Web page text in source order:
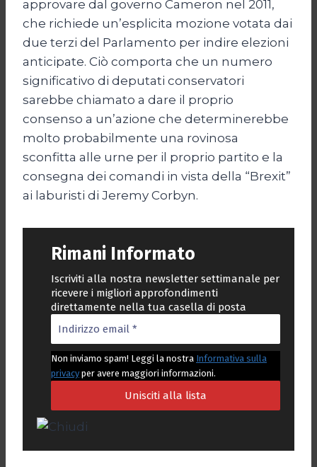
approvare dal governo Cameron nel 2011,
che richiede un’esplicita mozione votata dai
due terzi del Parlamento per indire elezioni
anticipate. Ciò comporta che un numero
significativo di deputati conservatori
sarebbe chiamato a dare il proprio
consenso a un’azione che determinerebbe
molto probabilmente una rovinosa
sconfitta alle urne per il proprio partito e la
consegna dei comandi in vista della “Brexit”
ai laburisti di Jeremy Corbyn.
Rimani Informato
Iscriviti alla nostra newsletter settimanale per
ricevere i migliori approfondimenti
direttamente nella tua casella di posta
Non inviamo spam! Leggi la nostra Informativa sulla
privacy per avere maggiori informazioni.